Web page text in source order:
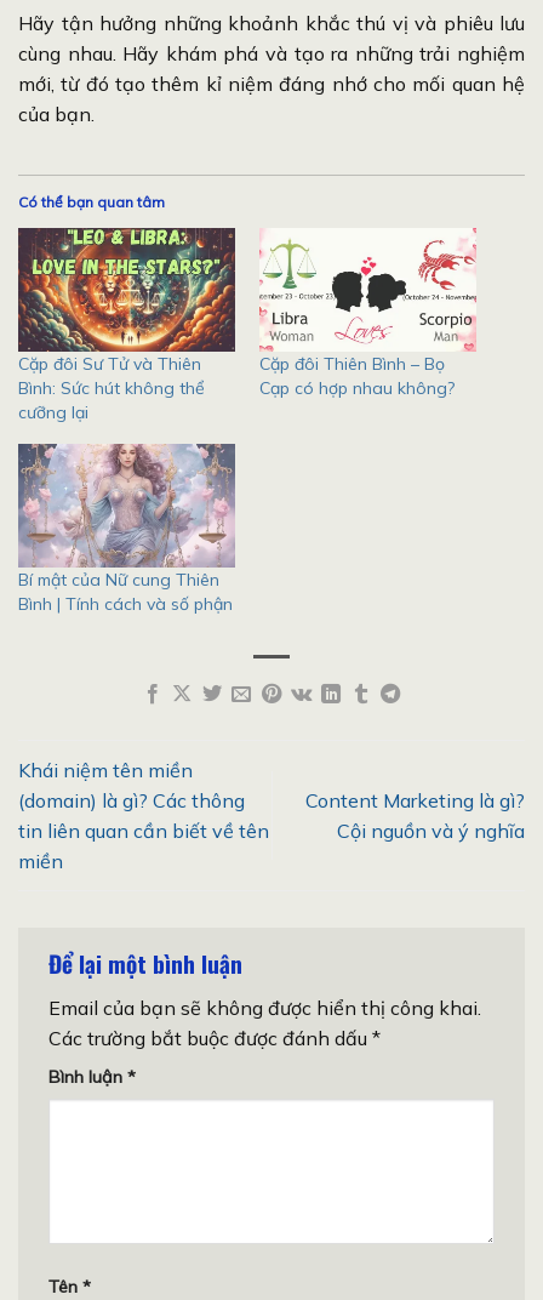
Hãy tận hưởng những khoảnh khắc thú vị và phiêu lưu
cùng nhau. Hãy khám phá và tạo ra những trải nghiệm
mới, từ đó tạo thêm kỉ niệm đáng nhớ cho mối quan hệ
của bạn.
Có thể bạn quan tâm
Cặp đôi Sư Tử và Thiên
Bình: Sức hút không thể
cưỡng lại
Cặp đôi Thiên Bình – Bọ
Cạp có hợp nhau không?
Bí mật của Nữ cung Thiên
Bình | Tính cách và số phận
Khái niệm tên miền
(domain) là gì? Các thông
tin liên quan cần biết về tên
miền
Content Marketing là gì?
Cội nguồn và ý nghĩa
Để lại một bình luận
Email của bạn sẽ không được hiển thị công khai.
Các trường bắt buộc được đánh dấu *
Bình luận *
Tên *